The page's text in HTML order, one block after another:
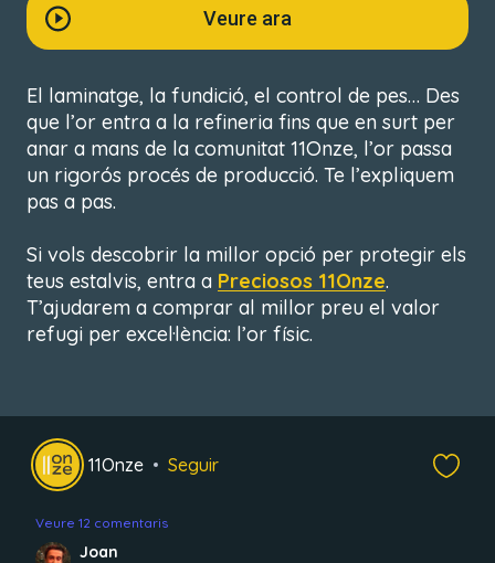
Veure ara
El laminatge, la fundició, el control de pes… Des
que l’or entra a la refineria fins que en surt per
anar a mans de la comunitat 11Onze, l’or passa
un rigorós procés de producció. Te l’expliquem
pas a pas.
Si vols descobrir la millor opció per protegir els
teus estalvis, entra a Preciosos 11Onze.
T’ajudarem a comprar al millor preu el valor
refugi per excel·lència: l’or físic.
11Onze Seguir
Veure 12 comentaris
Joan